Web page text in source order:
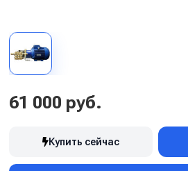
61 000 руб.
Купить сейчас